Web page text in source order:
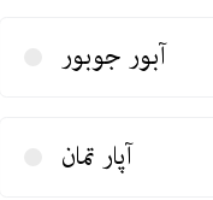
آبور جوبور
آپار تمان